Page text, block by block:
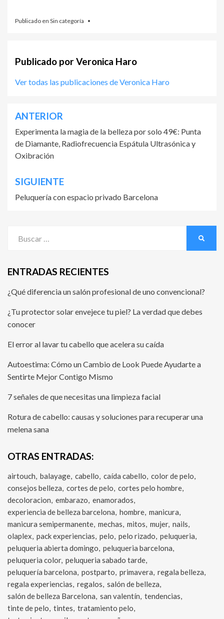
Publicado en Sin categoría
Publicado porVeronica Haro
Ver todas las publicaciones de Veronica Haro
ANTERIOR
Experimenta la magia de la belleza por solo 49€: Punta
de Diamante, Radiofrecuencia Espátula Ultrasónica y
Oxibración
SIGUIENTE
Peluquería con espacio privado Barcelona
ENTRADAS RECIENTES
¿Qué diferencia un salón profesional de uno convencional?
¿Tu protector solar envejece tu piel? La verdad que debes
conocer
El error al lavar tu cabello que acelera su caída
Autoestima: Cómo un Cambio de Look Puede Ayudarte a
Sentirte Mejor Contigo Mismo
7 señales de que necesitas una limpieza facial
Rotura de cabello: causas y soluciones para recuperar una
melena sana
OTRAS ENTRADAS:
airtouch balayage cabello caída cabello color de pelo
consejos belleza cortes de pelo cortes pelo hombre
decoloracion embarazo enamorados
experiencia de belleza barcelona hombre manicura
manicura semipermanente mechas mitos mujer nails
olaplex pack experiencias pelo pelo rizado peluqueria
peluqueria abierta domingo peluqueria barcelona
peluqueria color peluqueria sabado tarde
peluquería barcelona postparto primavera regala belleza
regala experiencias regalos salón de belleza
salón de belleza Barcelona san valentín tendencias
tinte de pelo tintes tratamiento pelo